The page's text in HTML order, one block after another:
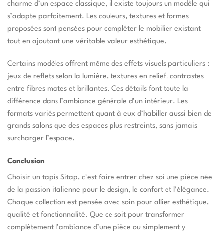
charme d’un espace classique, il existe toujours un modèle qui
s’adapte parfaitement. Les couleurs, textures et formes
proposées sont pensées pour compléter le mobilier existant
tout en ajoutant une véritable valeur esthétique.
Certains modèles offrent même des effets visuels particuliers :
jeux de reflets selon la lumière, textures en relief, contrastes
entre fibres mates et brillantes. Ces détails font toute la
différence dans l’ambiance générale d’un intérieur. Les
formats variés permettent quant à eux d’habiller aussi bien de
grands salons que des espaces plus restreints, sans jamais
surcharger l’espace.
Conclusion
Choisir un tapis Sitap, c’est faire entrer chez soi une pièce née
de la passion italienne pour le design, le confort et l’élégance.
Chaque collection est pensée avec soin pour allier esthétique,
qualité et fonctionnalité. Que ce soit pour transformer
complètement l’ambiance d’une pièce ou simplement y